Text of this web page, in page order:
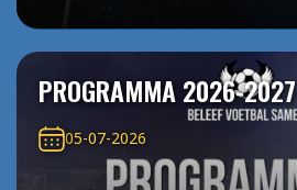
PROGRAMMA 2026-2027
05-07-2026